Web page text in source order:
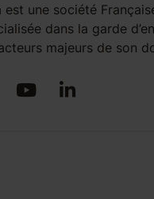
une société
dans la garde
majeurs de son